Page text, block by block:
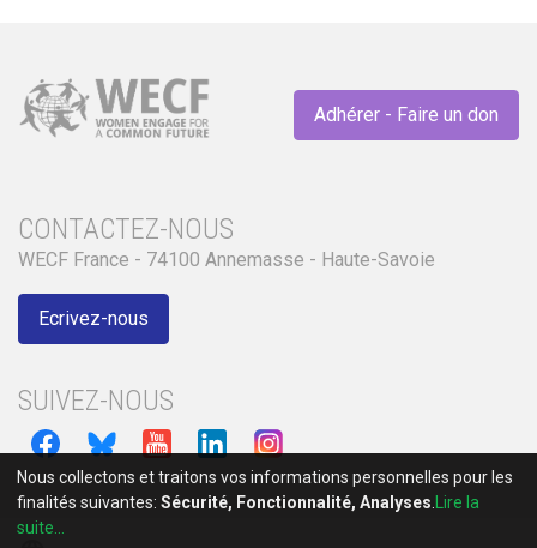
Adhérer - Faire un don
CONTACTEZ-NOUS
WECF France - 74100 Annemasse - Haute-Savoie
Ecrivez-nous
SUIVEZ-NOUS
Nous collectons et traitons vos informations personnelles pour les
finalités suivantes: Sécurité, Fonctionnalité, Analyses
Lire la
suite...